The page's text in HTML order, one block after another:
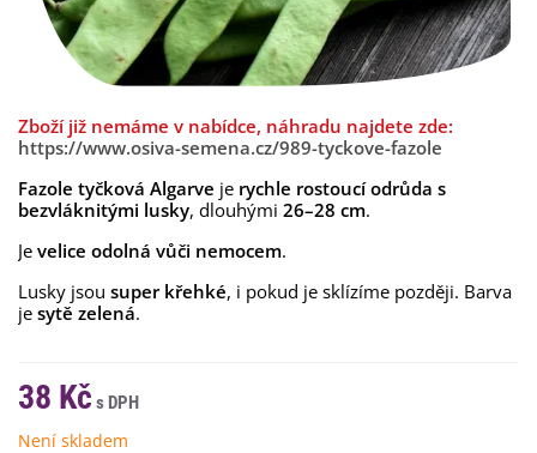
Zboží již nemáme v nabídce, náhradu najdete zde:
https://www.osiva-semena.cz/989-tyckove-fazole
Fazole tyčková Algarve je rychle rostoucí odrůda s
bezvláknitými lusky, dlouhými 26–28 cm.
Je velice odolná vůči nemocem.
Lusky jsou super křehké, i pokud je sklízíme později. Barva
je sytě zelená.
38 Kč
Není skladem